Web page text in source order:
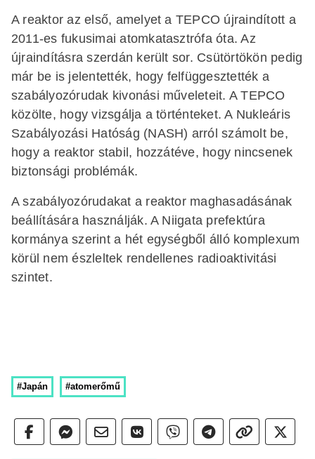
A reaktor az első, amelyet a TEPCO újraindított a
2011-es fukusimai atomkatasztrófa óta. Az
újraindításra szerdán került sor. Csütörtökön pedig
már be is jelentették, hogy felfüggesztették a
szabályozórudak kivonási műveleteit. A TEPCO
közölte, hogy vizsgálja a történteket. A Nukleáris
Szabályozási Hatóság (NASH) arról számolt be,
hogy a reaktor stabil, hozzátéve, hogy nincsenek
biztonsági problémák.
A szabályozórudakat a reaktor maghasadásának
beállítására használják. A Niigata prefektúra
kormánya szerint a hét egységből álló komplexum
körül nem észleltek rendellenes radioaktivitási
szintet.
#Japán #atomerőmű